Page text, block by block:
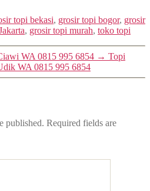
topi bekasi, grosir topi bogor, grosir
, grosir topi murah, toko topi
WA 0815 995 6854 → Topi
WA 0815 995 6854
published. Required fields are